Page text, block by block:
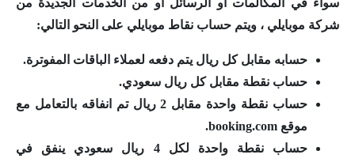
شركة موبايلي ، ويتم حساب نقاط موبايلي على النحو التالي:
حسابه مقابل كل ريال يتم دفعه لعملاء الباقات المفوترة.
حساب نقطة مقابل كل ريال سعودي.
حساب نقطة واحدة مقابل 2 ريال تم انفاقه بالتعامل مع
موقع booking.com.
حساب نقطة واحدة لكل 4 ريال سعودي ينفق في